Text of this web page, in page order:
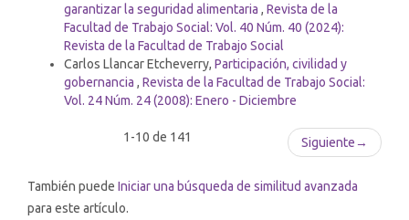
garantizar la seguridad alimentaria , Revista de la
Facultad de Trabajo Social: Vol. 40 Núm. 40 (2024):
Revista de la Facultad de Trabajo Social
Carlos Llancar Etcheverry, Participación, civilidad y
gobernancia , Revista de la Facultad de Trabajo Social:
Vol. 24 Núm. 24 (2008): Enero - Diciembre
1-10 de 141 Siguiente→
También puede Iniciar una búsqueda de similitud avanzada
para este artículo.